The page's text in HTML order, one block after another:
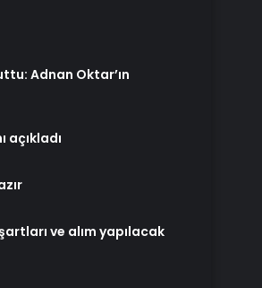
Adnan Oktar’ın
açıkladı
ve alım yapılacak